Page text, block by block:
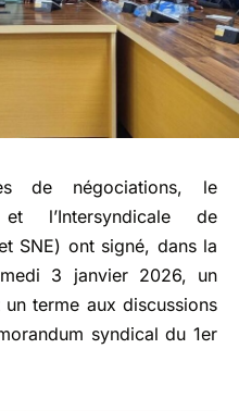
de négociations, le
l’Intersyndicale de
SNE) ont signé, dans la
3 janvier 2026, un
terme aux discussions
syndical du 1er